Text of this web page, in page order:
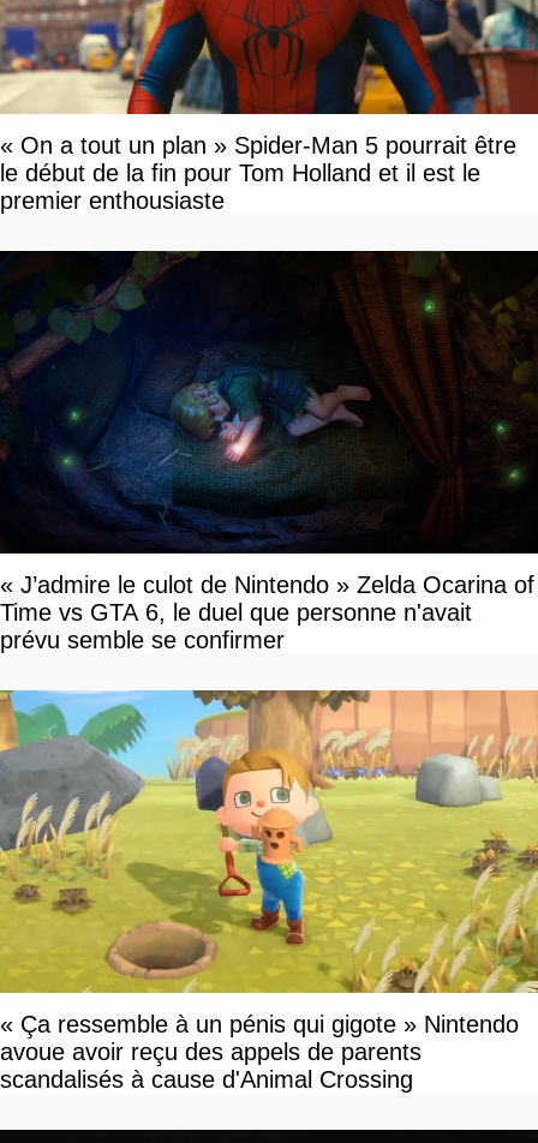
« On a tout un plan » Spider-Man 5 pourrait être
le début de la fin pour Tom Holland et il est le
premier enthousiaste
« J’admire le culot de Nintendo » Zelda Ocarina of
Time vs GTA 6, le duel que personne n'avait
prévu semble se confirmer
« Ça ressemble à un pénis qui gigote » Nintendo
avoue avoir reçu des appels de parents
scandalisés à cause d'Animal Crossing